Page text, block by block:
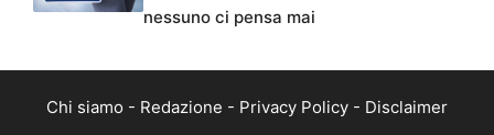
nessuno ci pensa mai
Chi siamo - Redazione - Privacy Policy - Disclaimer